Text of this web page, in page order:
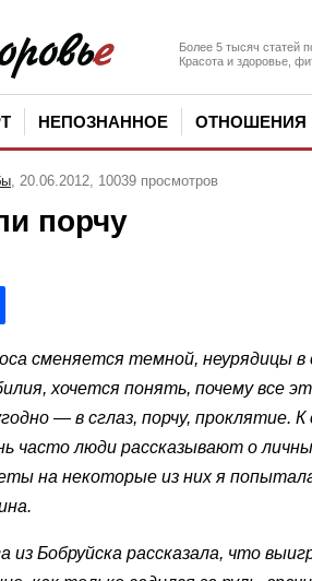
Более 5 тысяч статей
Красота и здоровье,
НЕПОЗНАННОЕ ОТНОШЕНИЯ
, 20.06.2012, 10039 просмотров
порчу
сменяется темной, неурядицы
хочется понять, почему все
— в сглаз, порчу, проклятие.
часто люди рассказывают о
на некоторые из них я
из Бобруйска рассказала, что